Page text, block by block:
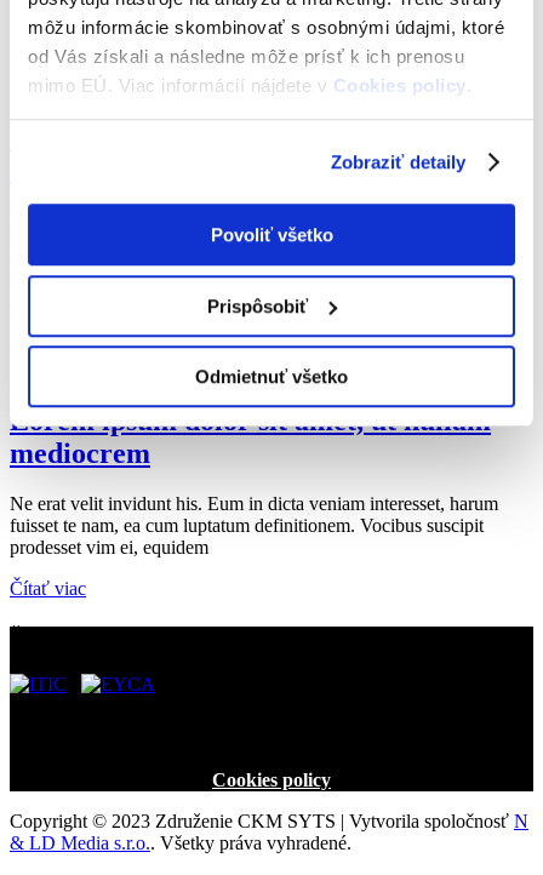
môžu informácie skombinovať s osobnými údajmi, ktoré
od Vás získali a následne môže prísť k ich prenosu
mimo EÚ. Viac informácií nájdete v Cookies policy.
Zobraziť detaily
Povoliť všetko
Prispôsobiť
Odmietnuť všetko
Business
Dátum:11. januára 2017
Autor: admin
fuisset te nam, ea cum luptatum definitionem. Vocibus suscipit
prodesset vim ei, equidem
Dátum:11. januára 2017
Lorem ipsum dolor sit amet, ut nullam
mediocrem
Ne erat velit invidunt his. Eum in dicta veniam interesset, harum
fuisset te nam, ea cum luptatum definitionem. Vocibus suscipit
prodesset vim ei, equidem
Čítať viac
Cookies policy
Copyright © 2023 Združenie CKM SYTS | Vytvorila spoločnosť N
& LD Media s.r.o.. Všetky práva vyhradené.